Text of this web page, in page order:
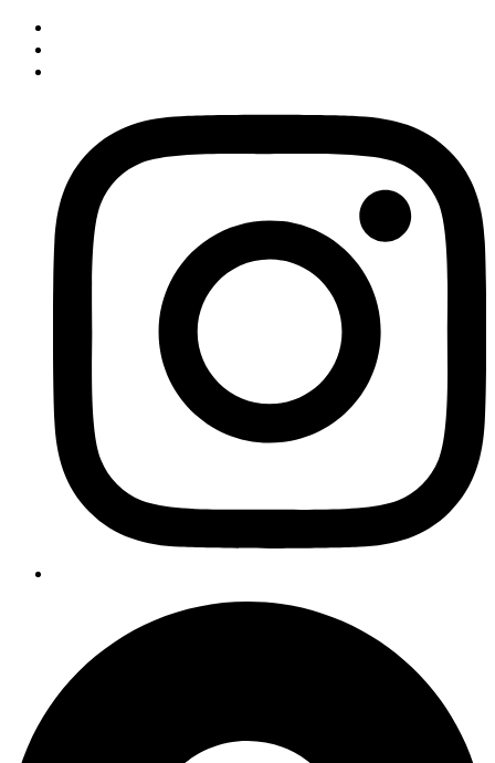
İçeriğe